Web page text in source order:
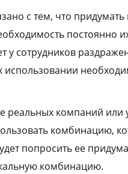
с тем, что
постоянно
сотрудников
реальных компаний или
комбинацию,
попросить ее
комбинацию.